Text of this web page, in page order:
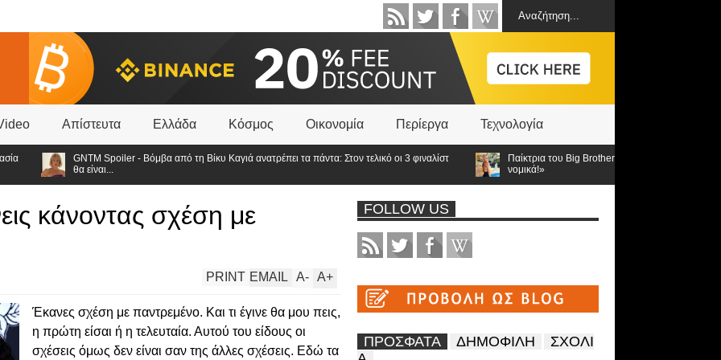
Απίστευτα Ελλάδα Κόσμος Οικονομία Περίεργα Τεχνολογία
GNTM Spoiler - Βόμβα από τη Βίκυ Καγιά ανατρέπει τα πάντα: Στον τελικό οι 3 φιναλίστ
θα είναι...
Παίκτρια του Big Brother «Με κορόιδεψαν! Θα κινηθώ
νομικά!»
κάνοντας σχέση με
A+
A-
EMAIL
PRINT
Έκανες σχέση με παντρεμένο. Και τι έγινε θα μου πεις,
η πρώτη είσαι ή η τελευταία. Αυτού του είδους οι
σχέσεις όμως δεν είναι σαν της άλλες σχέσεις. Εδώ τα
FOLLOW US
ΠΡΟΣΦΑΤΑ ΔΗΜΟΦΙΛΗ
ΣΧΟΛΙ